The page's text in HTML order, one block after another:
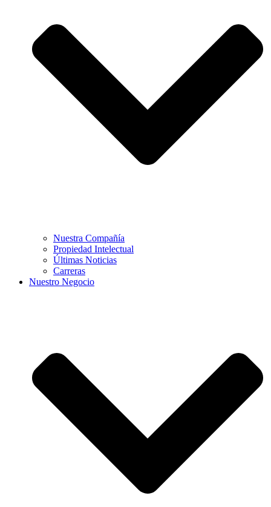
Nuestra Compañía
Propiedad Intelectual
Últimas Noticias
Carreras
Nuestro Negocio